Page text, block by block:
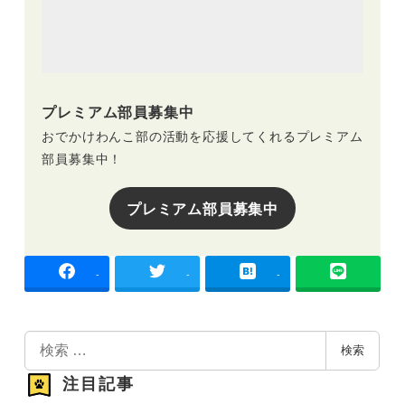
プレミアム部員募集中
おでかけわんこ部の活動を応援してくれるプレミアム
部員募集中！
プレミアム部員募集中
- - -
検
索
検索
注目記事